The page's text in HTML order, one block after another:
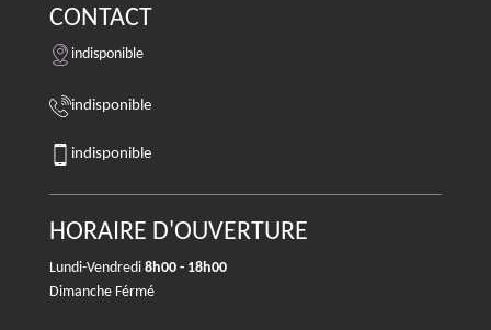
CONTACT
indisponible
indisponible
indisponible
HORAIRE D'OUVERTURE
Lundi-Vendredi 8h00 - 18h00
Dimanche Férmé